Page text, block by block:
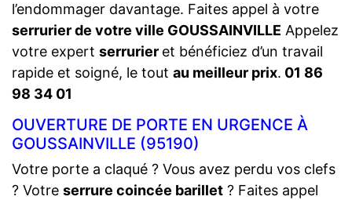
l’endommager davantage. Faites appel à votre
serrurier de votre ville GOUSSAINVILLE Appelez
votre expert serrurier et bénéficiez d’un travail
rapide et soigné, le tout au meilleur prix. 01 86
98 34 01
OUVERTURE DE PORTE EN URGENCE À
GOUSSAINVILLE (95190)
Votre porte a claqué ? Vous avez perdu vos clefs
? Votre serrure coincée barillet ? Faites appel